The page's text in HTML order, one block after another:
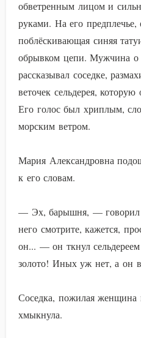
обветренным лицом и
руками. На его предплечье,
поблёскивающая синяя
обрывком цепи. Мужчина о
рассказывал соседке,
веточек сельдерея,
Его голос был хриплым,
морским ветром.
Мария Александровна
к его словам.
— Эх, барышня, — говорил
него смотрите, кажется,
он... — он ткнул
золото! Иных уж нет, а он
Соседка, пожилая женщина
хмыкнула.